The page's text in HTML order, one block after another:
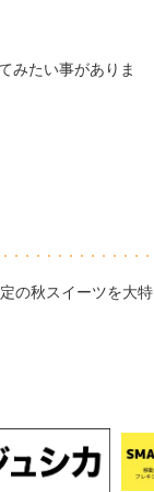
みたい事がありま
の秋スイーツを大特